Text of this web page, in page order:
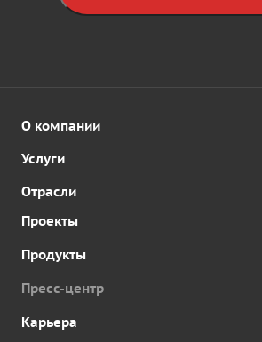
О компании
Услуги
Отрасли
Проекты
Продукты
Пресс-центр
Карьера